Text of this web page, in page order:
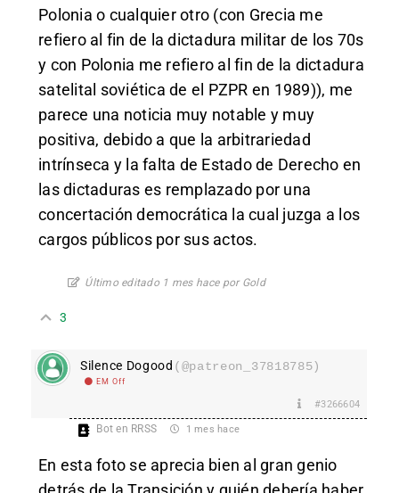
Polonia o cualquier otro (con Grecia me
refiero al fin de la dictadura militar de los 70s
y con Polonia me refiero al fin de la dictadura
satelital soviética de el PZPR en 1989)), me
parece una noticia muy notable y muy
positiva, debido a que la arbitrariedad
intrínseca y la falta de Estado de Derecho en
las dictaduras es remplazado por una
concertación democrática la cual juzga a los
cargos públicos por sus actos.
Último editado 1 mes hace por Gold
3
Silence Dogood (@patreon_37818785)
EM Off
#3266604
Bot en RRSS 1 mes hace
En esta foto se aprecia bien al gran genio